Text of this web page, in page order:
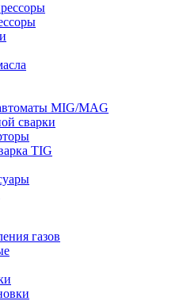
MIG/MAG
сварки
TIG
газов